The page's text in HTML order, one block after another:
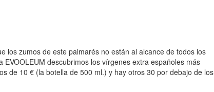
los zumos de este palmarés no están al alcance de todos los
descubrimos los vírgenes extra españoles más
de 10 € (la botella de 500 ml.) y hay otros 30 por debajo de los